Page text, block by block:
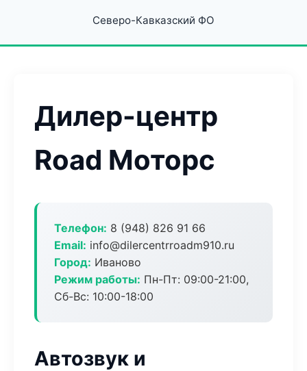
Северо-Кавказский ФО
Дилер-центр
Road Моторс
Телефон: 8 (948) 826 91 66
Email: info@dilercentrroadm910.ru
Город: Иваново
Режим работы: Пн-Пт: 09:00-21:00,
Сб-Вс: 10:00-18:00
Автозвук и